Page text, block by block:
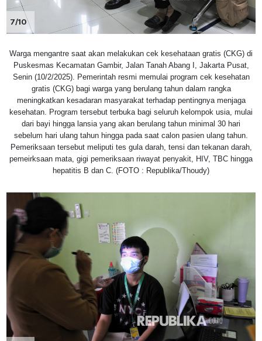
7/10
Warga mengantre saat akan melakukan cek kesehataan gratis (CKG) di
Puskesmas Kecamatan Gambir, Jalan Tanah Abang I, Jakarta Pusat,
Senin (10/2/2025). Pemerintah resmi memulai program cek kesehatan
gratis (CKG) bagi warga yang berulang tahun dalam rangka
meningkatkan kesadaran masyarakat terhadap pentingnya menjaga
kesehatan. Program tersebut terbuka bagi seluruh kelompok usia, mulai
dari bayi hingga lansia yang akan berulang tahun minimal 30 hari
sebelum hari ulang tahun hingga pada saat calon pasien ulang tahun.
Pemeriksaan tersebut meliputi tes gula darah, tensi dan tekanan darah,
pemeirksaan mata, gigi pemeriksaan riwayat penyakit, HIV, TBC hingga
hepatitis B dan C. (FOTO : Republika/Thoudy)